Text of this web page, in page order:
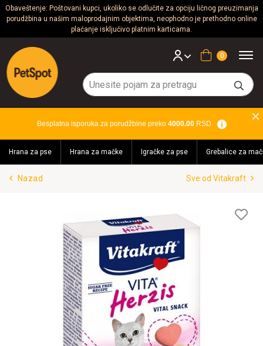
Obaveštenje: Poštovani kupci, ukoliko se odlučite za opciju ličnog preuzimanja
porudžbina u našim maloprodajnim objektima, neophodno je prethodno online
plaćanje isključivo platnim karticama.
Psi
Mačke
Glodari
Akvaristika
Teraristika
Brendovi
Akcija!
Korpa
Besplatna isporuka za porudžbine preko 4000.00RSD.
Hrana za pse Hrana za mačke Igračke za pse Grebalice za
Nazad Sve od Vitakraft